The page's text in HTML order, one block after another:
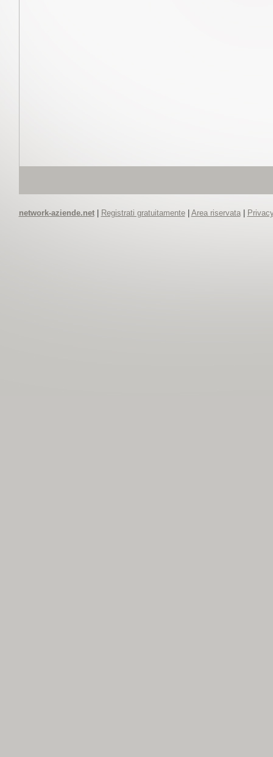
network-aziende.net| Registrati gratuitamente| Area riservata|